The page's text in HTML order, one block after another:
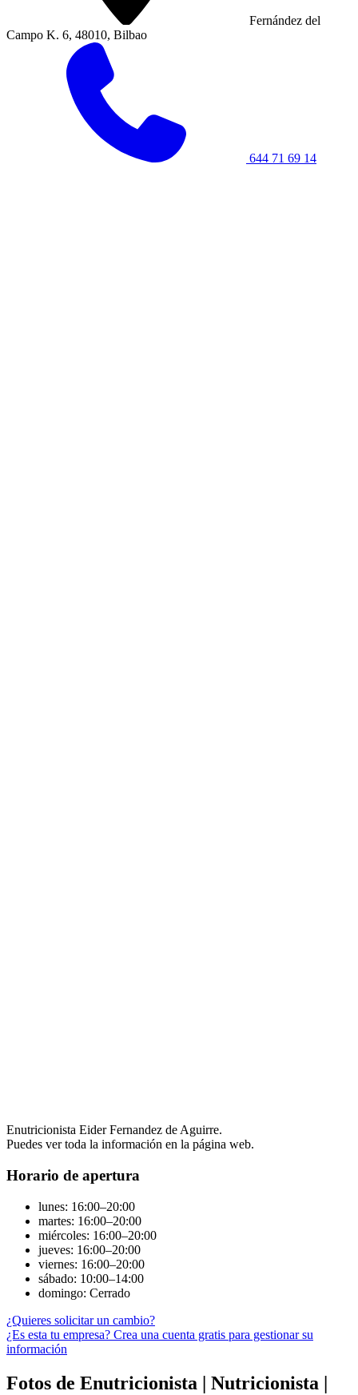
Fernández del
Campo K. 6, 48010, Bilbao
644 71 69 14
Enutricionista Eider Fernandez de Aguirre.
Puedes ver toda la información en la página web.
Horario de apertura
lunes: 16:00–20:00
martes: 16:00–20:00
miércoles: 16:00–20:00
jueves: 16:00–20:00
viernes: 16:00–20:00
sábado: 10:00–14:00
domingo: Cerrado
¿Quieres solicitar un cambio?
¿Es esta tu empresa? Crea una cuenta gratis para gestionar su
información
Fotos de Enutricionista | Nutricionista |